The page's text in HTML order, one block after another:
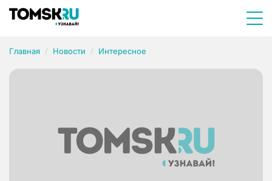
Главная Новости Интересное